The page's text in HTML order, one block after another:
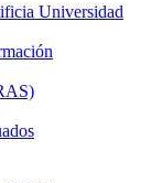
Universidad